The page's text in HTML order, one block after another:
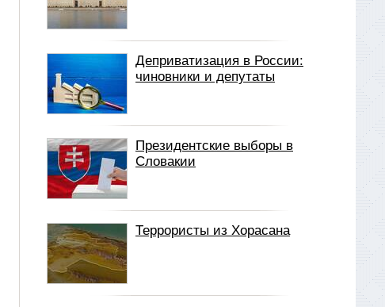
Деприватизация в России:
чиновники и депутаты
Президентские выборы в
Словакии
Террористы из Хорасана